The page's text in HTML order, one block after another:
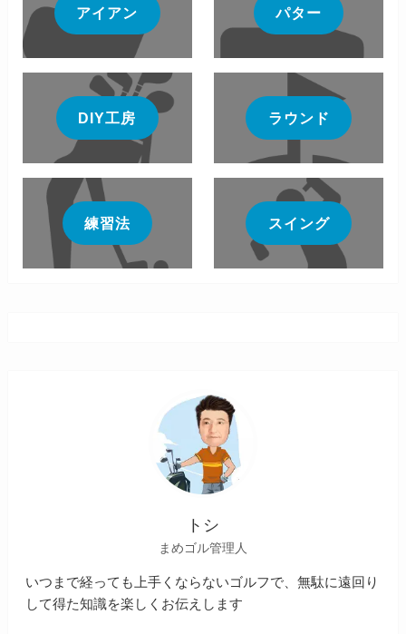
アイアン
DIY工房
練習法
パター
ラウンド
スイング
トシ
まめゴル管理人
いつまで経っても上手くならないゴルフで、無駄に遠回り
して得た知識を楽しくお伝えします